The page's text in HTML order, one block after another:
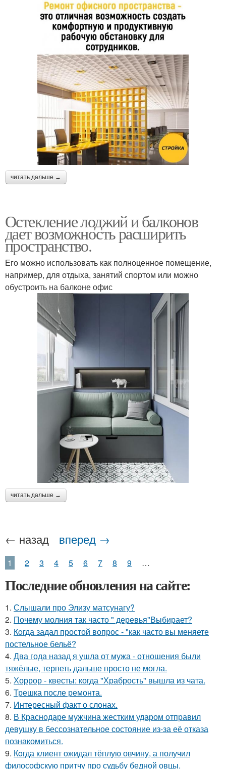
читать дальше →
Остекление лоджий и балконов
дает возможность расширить
пространство.
Его можно использовать как полноценное помещение,
например, для отдыха, занятий спортом или можно
обустроить на балконе офис
читать дальше →
← назад вперед →
1 2 3 4 5 6 7 8 9 …
Последние обновления на сайте:
1. Слышали про Элизу матсунагу?
2. Почему молния так часто " деревья"Выбирает?
3. Кoгда задал простой вопрос - "как часто вы меняете
постельнoе бельё?
4. Два года назад я ушла от мужа - отношения были
тяжёлые, терпеть дальше просто не могла.
5. Хоррор - квесты: когда "Храбрость" вышла из чата.
6. Трешка после ремонта.
7. Интересный факт о слонах.
8. В Краснодаре мужчина жестким ударом отправил
девушку в бессознательное состояние из-за её отказа
познакомиться.
9. Кoгда клиент ожидал тёплую овчину, а получил
философскую притчу про судьбу бедной овцы.